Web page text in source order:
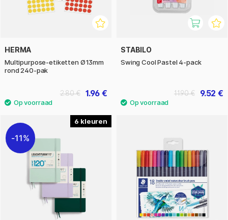
HERMA
Multipurpose-etiketten Ø13mm
rond 240-pak
1.96 €
2.80 €
STABILO
Swing Cool Pastel 4-pack
9.52 €
11.90 €
6
11%